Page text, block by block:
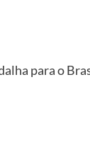
para o